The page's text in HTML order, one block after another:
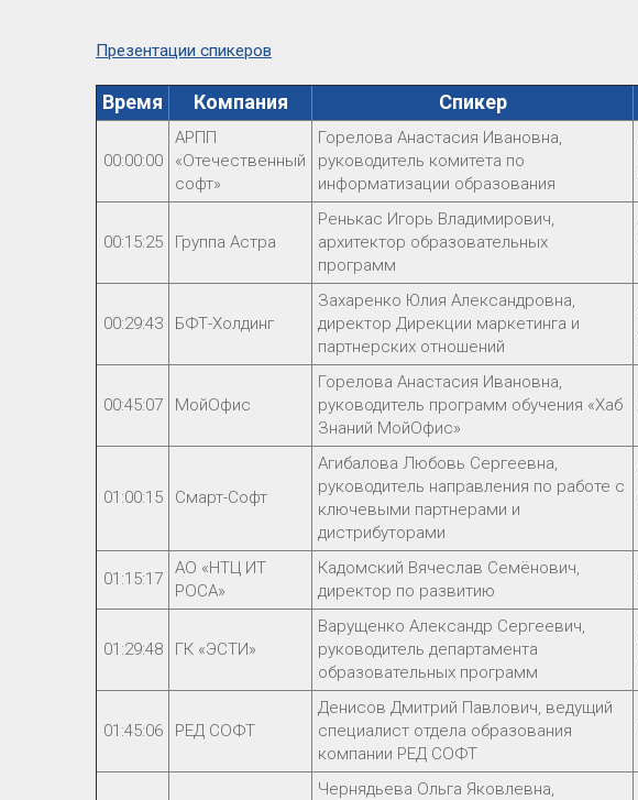
Презентации спикеров
Время Компания Спикер
00:00:00
АРПП
«Отечественный
софт»
Горелова Анастасия Ивановна,
руководитель комитета по
информатизации образования
00:15:25 Группа Астра
Ренькас Игорь Владимирович,
архитектор образовательных
программ
00:29:43 БФТ-Холдинг
Захаренко Юлия Александровна,
директор Дирекции маркетинга и
партнерских отношений
00:45:07 МойОфис
Горелова Анастасия Ивановна,
руководитель программ обучения «Хаб
Знаний МойОфис»
01:00:15 Смарт-Софт
Агибалова Любовь Сергеевна,
руководитель направления по работе с
ключевыми партнерами и
дистрибуторами
01:15:17
АО «НТЦ ИТ
РОСА»
Кадомский Вячеслав Семёнович,
директор по развитию
01:29:48 ГК «ЭСТИ»
Варущенко Александр Сергеевич,
руководитель департамента
образовательных программ
01:45:06 РЕД СОФТ
Денисов Дмитрий Павлович, ведущий
специалист отдела образования
компании РЕД СОФТ
Чернядьева Ольга Яковлевна,